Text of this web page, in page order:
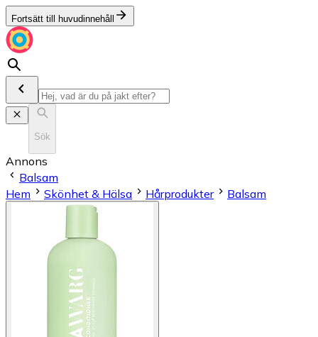
Fortsätt till huvudinnehåll
Sök
Annons
Balsam
Hem
Skönhet & Hälsa Hårprodukter Balsam